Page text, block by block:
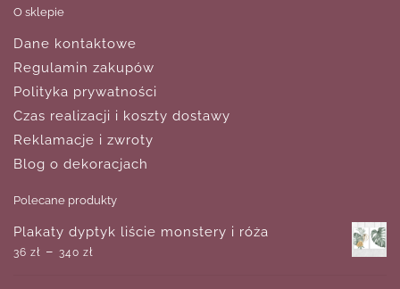
O sklepie
Dane kontaktowe
Regulamin zakupów
Polityka prywatności
Czas realizacji i koszty dostawy
Reklamacje i zwroty
Blog o dekoracjach
Polecane produkty
Plakaty dyptyk liście monstery i róża
36 zł – 340 zł